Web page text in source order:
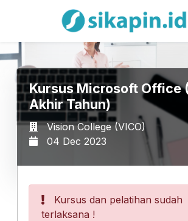
Kursus Microsoft Office
Akhir Tahun)
Vision College (VICO)
04 Dec 2023
Kursus dan pelatihan sudah
terlaksana !